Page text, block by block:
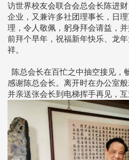
访世界校友会联合会总会长陈进
企业，又兼许多社团理事长，日
理，令人敬佩，躬身拜会请益，
前拜个早年，祝福新年快乐、龙
祥。
陈总会长在百忙之中抽空接见，
感谢陈总会长。离开时在办公室
并亲送张会长到电梯挥手再见，互